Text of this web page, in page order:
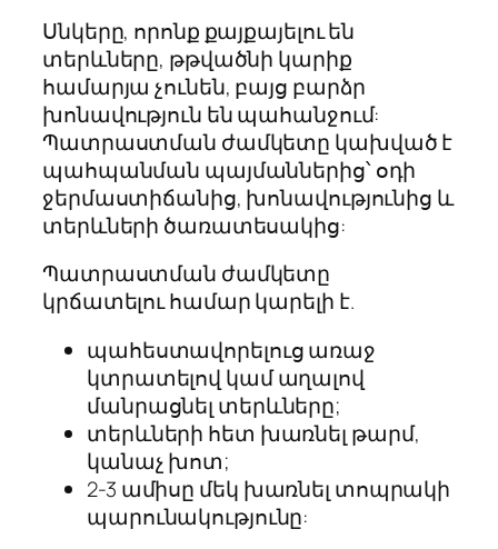
Սնկերը, որոնք քայքայելու են
տերևները, թթվածնի կարիք
համարյա չունեն, բայց բարձր
խոնավություն են պահանջում:
Պատրաստման ժամկետը կախված է
պահպանման պայմաններից՝ օդի
ջերմաստիճանից, խոնավությունից և
տերևների ծառատեսակից:
Պատրաստման ժամկետը
կրճատելու համար կարելի է.
պահեստավորելուց առաջ
կտրատելով կամ աղալով
մանրացնել տերևները;
տերևների հետ խառնել թարմ,
կանաչ խոտ;
2-3 ամիսը մեկ խառնել տոպրակի
պարունակությունը: